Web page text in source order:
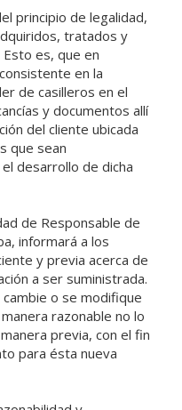
principio de legalidad,
tratados y
es, que en
en la
de casilleros en el
y documentos allí
del cliente ubicada
que sean
desarrollo de dicha
de Responsable de
informará a los
y previa acerca de
a ser suministrada.
o se modifique
razonable no lo
previa, con el fin
para ésta nueva